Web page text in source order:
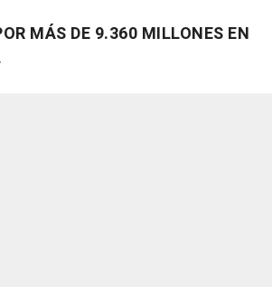
MÁS DE 9.360 MILLONES EN